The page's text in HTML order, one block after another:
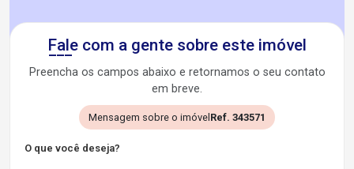
Fale com a gente sobre este imóvel
Preencha os campos abaixo e retornamos o seu contato
em breve.
Mensagem sobre o imóvelRef. 343571
O que você deseja?